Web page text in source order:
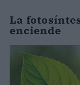
La
enciende